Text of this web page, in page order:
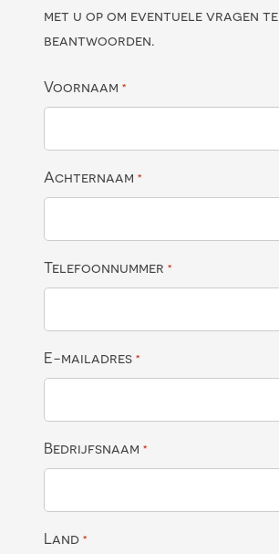
met u op om eventuele vragen te
beantwoorden.
Voornaam *
Achternaam *
Telefoonnummer *
E-mailadres *
Bedrijfsnaam *
Land *